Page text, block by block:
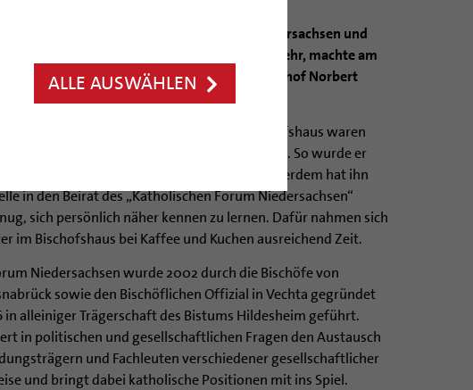
ALLE AUSWÄHLEN
Philipp Rösler, Vorsitzender der FDP in Niedersachsen und
Minister für Wirtschaft, Arbeit und Verkehr, machte am
seinen Antrittsbesuch beim Hildesheimer Bischof Norbert
Gespräches im Hildesheimer Bischofshaus waren
die der Minister kürzlich übernommen hat. So wurde er
der Deutschen Katholiken (ZdK). Außerdem hat ihn
in den Beirat des „Katholischen Forum Niedersachsen“
sich persönlich näher kennen zu lernen. Dafür nahmen sich
im Bischofshaus bei Kaffee und Kuchen ausreichend Zeit.
Niedersachsen wurde 2002 durch die Bischöfe von
sowie den Bischöflichen Offizial in Vechta gegründet
alleiniger Trägerschaft des Bistums Hildesheim geführt.
in politischen und gesellschaftlichen Fragen den Austausch
und Fachleuten verschiedener gesellschaftlicher
und bringt dabei katholische Positionen mit ins Spiel.